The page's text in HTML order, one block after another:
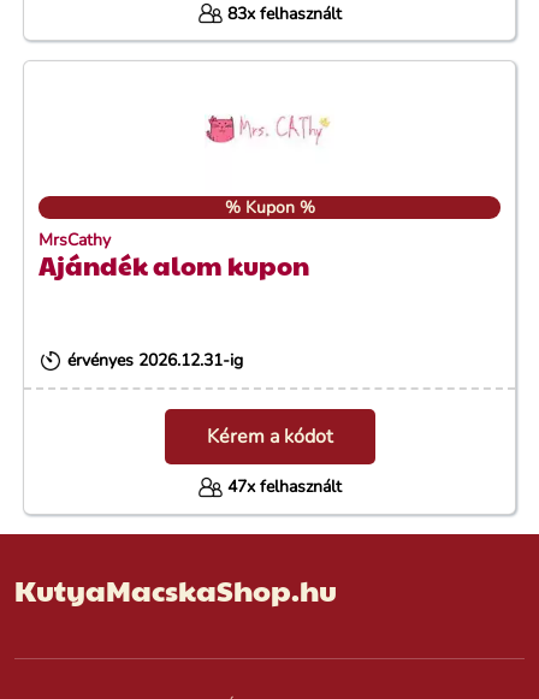
83x felhasznált
% Kupon %
MrsCathy
Ajándék alom kupon
érvényes 2026.12.31-ig
Kérem a kódot
47x felhasznált
KutyaMacskaShop.hu